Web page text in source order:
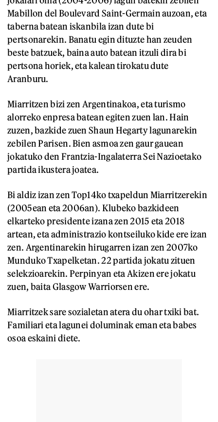
Mabillon del Boulevard Saint-Germain auzoan, eta
taberna batean iskanbila izan dute bi
pertsonarekin. Banatu egin dituzte han zeuden
beste batzuek, baina auto batean itzuli dira bi
pertsona horiek, eta kalean tirokatu dute
Aranburu.
Miarritzen bizi zen Argentinakoa, eta turismo
alorreko enpresa batean egiten zuen lan. Hain
zuzen, bazkide zuen Shaun Hegarty lagunarekin
zebilen Parisen. Bien asmoa zen gaur gauean
jokatuko den Frantzia-Ingalaterra Sei Nazioetako
partida ikustera joatea.
Bi aldiz izan zen Top14ko txapeldun Miarritzerekin
(2005ean eta 2006an). Klubeko bazkideen
elkarteko presidente izana zen 2015 eta 2018
artean, eta administrazio kontseiluko kide ere izan
zen. Argentinarekin hirugarren izan zen 2007ko
Munduko Txapelketan. 22 partida jokatu zituen
selekzioarekin. Perpinyan eta Akizen ere jokatu
zuen, baita Glasgow Warriorsen ere.
Miarritzek sare sozialetan atera du ohar txiki bat.
Familiari eta lagunei doluminak eman eta babes
osoa eskaini diete.